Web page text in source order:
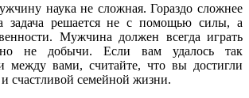
наука не сложная. Гораздо сложнее
задача решается не с помощью силы, а
Мужчина должен всегда играть
не добычи. Если вам удалось так
между вами, считайте, что вы достигли
счастливой семейной жизни.